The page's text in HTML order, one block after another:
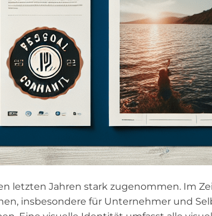
letzten Jahren stark zugenommen. Im
insbesondere für Unternehmer und